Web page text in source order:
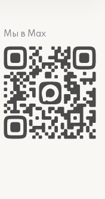
Мы в Max